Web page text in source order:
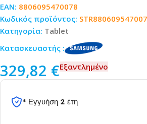
Κατασκευαστής :
EAN: 8806095470078
Κωδικός προϊόντος:
Κατηγορία: Tablet
329,82 €Εξαντλημένο
* Εγγυήση 2 έτη